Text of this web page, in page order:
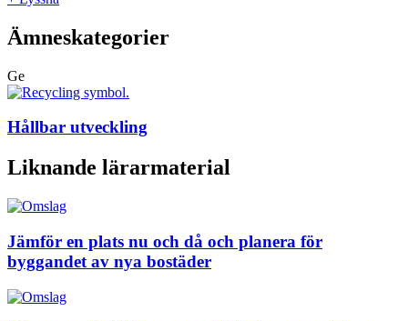
Ämneskategorier
Ge
Hållbar utveckling
Liknande lärarmaterial
Jämför en plats nu och då och planera för
byggandet av nya bostäder